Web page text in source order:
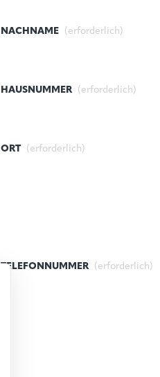
NACHNAME (erforderlich)
HAUSNUMMER (erforderlich)
ORT (erforderlich)
TELEFONNUMMER (erforderlich)